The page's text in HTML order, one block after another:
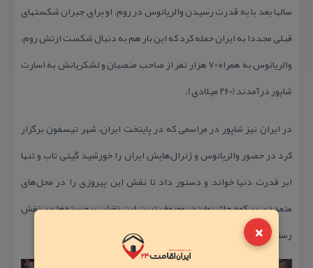
×
سالها بعد با به قدرت رسیدن والریانوس در روم، او برای جبران شكستهای
قبلی مجددا به ایران حمله كرد كه این بار هم به دنبال شكست ارتش روم،
والریانوس به همراه ۷۰ هزار نفر از صاحب منصبان و لشكریانش به اسارت
شاپور درآمدند (۲۶۰ میلادی).
در ایران نیز شاپور در مراسمی كه در پایتخت ایران، شهر تیسفون برگزار
كرد در حضور والریانوس و ژنرال‌هایش ایران را خورشید گیتی تاب و تنها
ابر قدرت دنیا خواند و دستور داد تا نقش این پیروزی را در محل‌های
متعددی بر كوه حك نمایند. معروف ترین این نقش برجسته‌ها در نقش
رستم و بزرگترین و باشكوه ترین‌هایشان در تنگ چوگان قرار دارند.